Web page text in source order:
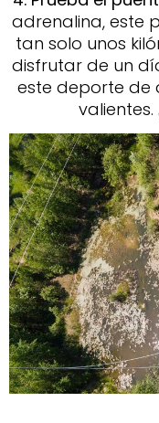
adrenalina, este
tan solo unos
disfrutar de un
este deporte de